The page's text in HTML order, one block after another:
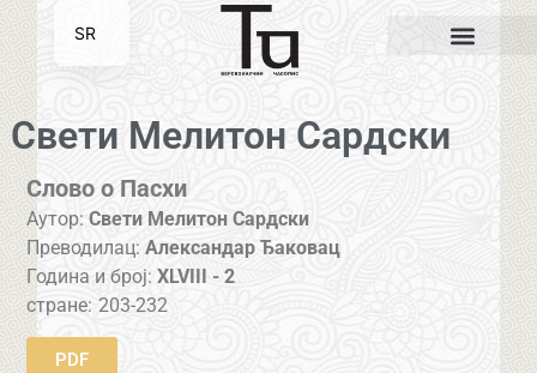
Свети Мелитон Сардски
Слово о Пасхи
Аутор: Свети Мелитон Сардски
Преводилац: Александар Ђаковац
Година и број:XLVIII - 2
стране: 203-232
PDF
SR
EN